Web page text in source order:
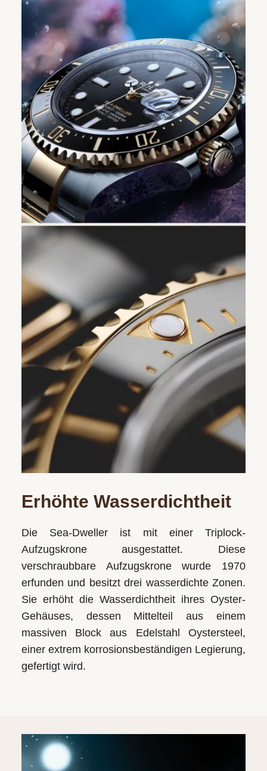
Erhöhte Wasserdichtheit
Die Sea‑Dweller ist mit einer Triplock-
Aufzugskrone ausgestattet. Diese
verschraubbare Aufzugskrone wurde 1970
erfunden und besitzt drei wasserdichte Zonen.
Sie erhöht die Wasserdichtheit ihres Oyster-
Gehäuses, dessen Mittelteil aus einem
massiven Block aus Edelstahl Oystersteel,
einer extrem korrosionsbeständigen Legierung,
gefertigt wird.